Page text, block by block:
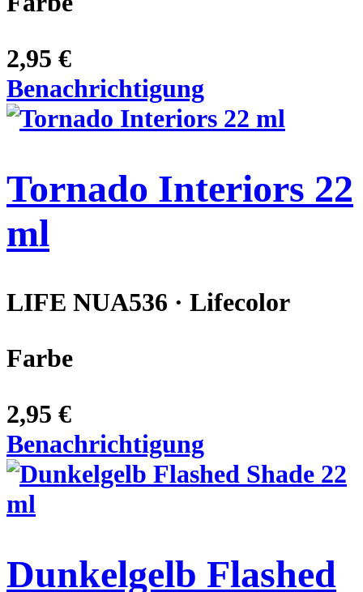
2,95 €
Benachrichtigung
Tornado Interiors 22
ml
LIFE NUA536 · Lifecolor
Farbe
2,95 €
Benachrichtigung
Dunkelgelb Flashed